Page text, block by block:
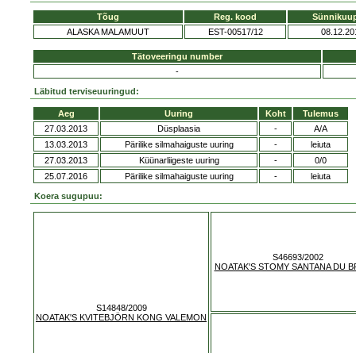
Tõug Reg. kood
ALASKA MALAMUUT
EST-00517/12
Tätoveeringu number
-
Läbitud terviseuuringud:
Aeg Uuring Koht
Tulemus
27.03.2013
Düsplaasia -
A/A
13.03.2013
Pärilike silmahaiguste uuring -
leiuta
27.03.2013
Küünarliigeste uuring -
0/0
25.07.2016
Pärilike silmahaiguste uuring - leiuta
Koera sugupuu:
S14848/2009
NOATAK'S KVITEBJÖRN KONG VALEMON
S46693/2002
NOATAK'S STOMY SANTANA DU